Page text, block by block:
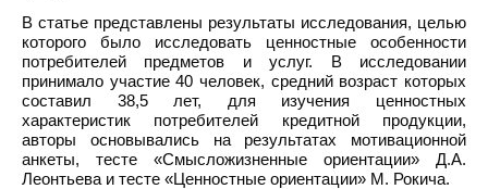
В статье представлены результаты исследования, целью
которого было исследовать ценностные особенности
потребителей предметов и услуг. В исследовании
принимало участие 40 человек, средний возраст которых
составил 38,5 лет, для изучения ценностных
характеристик потребителей кредитной продукции,
авторы основывались на результатах мотивационной
анкеты, тесте «Смысложизненные ориентации» Д.А.
Леонтьева и тесте «Ценностные ориентации» М. Рокича.